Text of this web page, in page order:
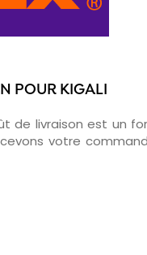
POUR KIGALI
de livraison est un
votre